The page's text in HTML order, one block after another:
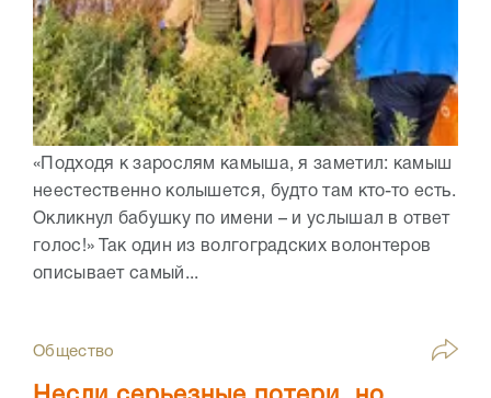
«Подходя к зарослям камыша, я заметил: камыш
неестественно колышется, будто там кто-то есть.
Окликнул бабушку по имени – и услышал в ответ
голос!» Так один из волгоградских волонтеров
описывает самый...
Общество